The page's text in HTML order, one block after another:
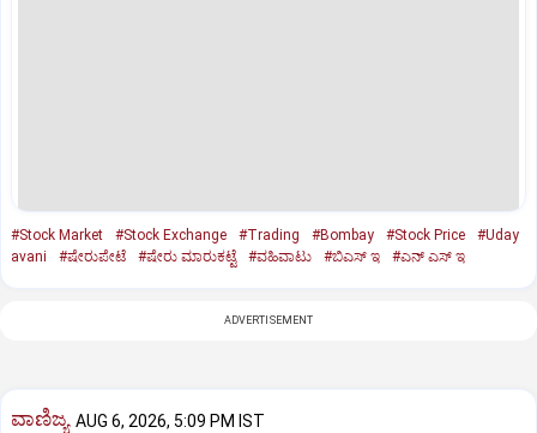
#Stock Market #Stock Exchange #Trading #Bombay #Stock Price
#Uday
avani
#ಷೇರುಪೇಟೆ #ಷೇರು ಮಾರುಕಟ್ಟೆ #ವಹಿವಾಟು #ಬಿಎಸ್‌ ಇ #ಎನ್‌ ಎಸ್‌ ಇ
ADVERTISEMENT
ವಾಣಿಜ್ಯ AUG 6, 2026, 5:09 PM IST